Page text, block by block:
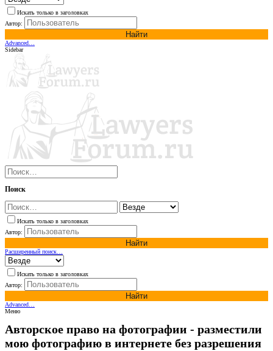
Искать только в заголовках
Автор:
Найти
Advanced…
Sidebar
Поиск
Искать только в заголовках
Автор:
Найти
Расширенный поиск…
Искать только в заголовках
Автор:
Найти
Advanced…
Меню
Авторское право на фотографии - разместили
мою фотографию в интернете без разрешения